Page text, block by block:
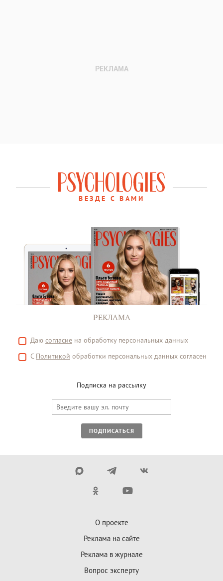
ВЕЗДЕ С ВАМИ
РЕКЛАМА
Даю согласие на обработку персональных данных
С Политикой обработки персональных данных согласен
Подписка на рассылку
ПОДПИСАТЬСЯ
О проекте
Реклама на сайте
Реклама в журнале
Вопрос эксперту